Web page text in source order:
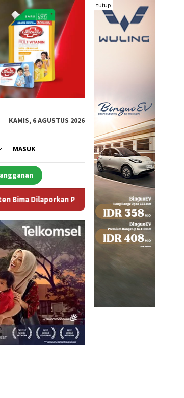
tutup
KAMIS, 6 AGUSTUS 2026
MASUK
Puskesmas Rekomendasikan Penggantian